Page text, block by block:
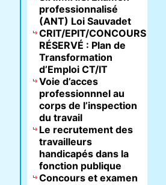
professionnalisé
(ANT) Loi Sauvadet
CRIT/EPIT/CONCOURS
RÉSERVÉ : Plan de
Transformation
d’Emploi CT/IT
Voie d’acces
professionnnel au
corps de l’inspection
du travail
Le recrutement des
travailleurs
handicapés dans la
fonction publique
Concours et examen